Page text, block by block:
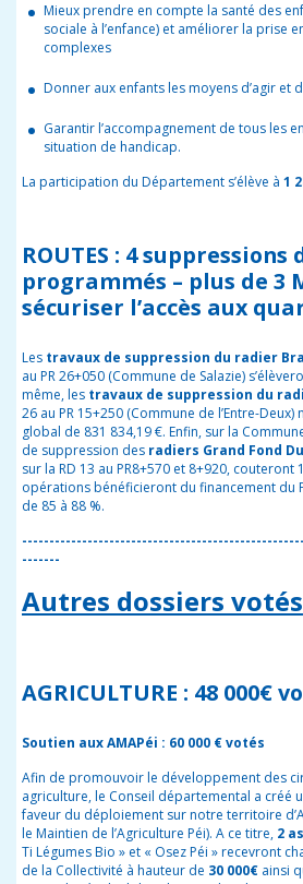
Mieux prendre en compte la santé des
sociale à l’enfance) et améliorer la prise
complexes
Donner aux enfants les moyens d’agir et
Garantir l’accompagnement de tous les
situation de handicap.
La participation du Département s’élève à 1
ROUTES : 4
programmés – plus de 3
sécuriser l’accès aux
Les travaux de suppression du radier
au PR 26+050 (Commune de Salazie)
même, les travaux de suppression du
26 au PR 15+250 (Commune de l’Entre-
global de 831 834,19 €. Enfin, sur la
de suppression des radiers Grand Fond
sur la RD 13 au PR8+570 et 8+920, couteront
opérations bénéficieront du financement du
de 85 à 88 %.
-------
Autres dossiers votés
AGRICULTURE : 48 000€
Soutien aux AMAPéi : 60 000 € votés
Afin de promouvoir le développement des
agriculture, le Conseil départemental a créé
faveur du déploiement sur notre territoire
le Maintien de l’Agriculture Péi). A ce titre, 2
Ti Légumes Bio » et « Osez Péi » recevront
de la Collectivité à hauteur de 30 000€ ainsi